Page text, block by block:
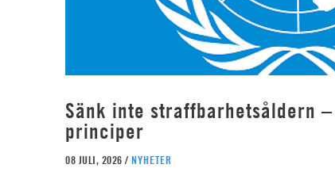
Sänk inte straffbarhetsåldern
principer
08 JULI, 2026 / NYHETER